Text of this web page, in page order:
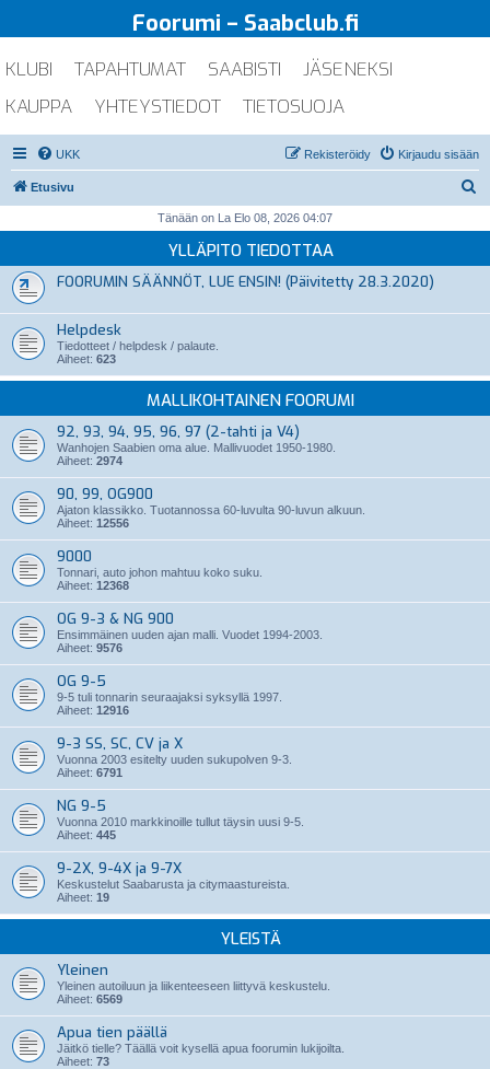
Foorumi – Saabclub.fi
KLUBI TAPAHTUMAT SAABISTI
JÄSENEKSI
KAUPPA
YHTEYSTIEDOT TIETOSUOJA
UKK Kirjaudu sisään
Rekisteröidy
Etusivu
i
Tänään on La Elo 08, 2026 04:07
YLLÄPITO TIEDOTTAA
FOORUMIN SÄÄNNÖT, LUE ENSIN! (Päivitetty 28.3.2020)
Helpdesk
Tiedotteet / helpdesk / palaute.
Aiheet: 623
MALLIKOHTAINEN FOORUMI
92, 93, 94, 95, 96, 97 (2-tahti ja V4)
Wanhojen Saabien oma alue. Mallivuodet 1950-1980.
Aiheet: 2974
90, 99, OG900
Ajaton klassikko. Tuotannossa 60-luvulta 90-luvun alkuun.
Aiheet: 12556
9000
Tonnari, auto johon mahtuu koko suku.
Aiheet: 12368
OG 9-3 & NG 900
Ensimmäinen uuden ajan malli. Vuodet 1994-2003.
Aiheet: 9576
OG 9-5
9-5 tuli tonnarin seuraajaksi syksyllä 1997.
Aiheet: 12916
9-3 SS, SC, CV ja X
Vuonna 2003 esitelty uuden sukupolven 9-3.
Aiheet: 6791
NG 9-5
Vuonna 2010 markkinoille tullut täysin uusi 9-5.
Aiheet: 445
9-2X, 9-4X ja 9-7X
Keskustelut Saabarusta ja citymaastureista.
Aiheet: 19
YLEISTÄ
Yleinen
Yleinen autoiluun ja liikenteeseen liittyvä keskustelu.
Aiheet: 6569
Apua tien päällä
Jäitkö tielle? Täällä voit kysellä apua foorumin lukijoilta.
Aiheet: 73